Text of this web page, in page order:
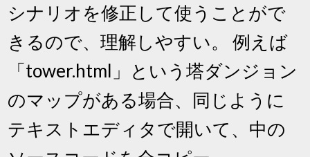
シナリオを修正して使うことがで
きるので、理解しやすい。 例えば
「tower.html」という塔ダンジョン
のマップがある場合、同じように
テキストエディタで開いて、中の